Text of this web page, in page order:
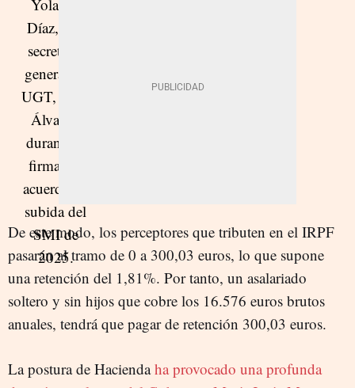
De este modo, los perceptores que tributen en el IRPF
pasarán al tramo de 0 a 300,03 euros, lo que supone
una retención del 1,81%. Por tanto, un asalariado
soltero y sin hijos que cobre los 16.576 euros brutos
anuales, tendrá que pagar de retención 300,03 euros.
La postura de Haciendaha provocado una profunda